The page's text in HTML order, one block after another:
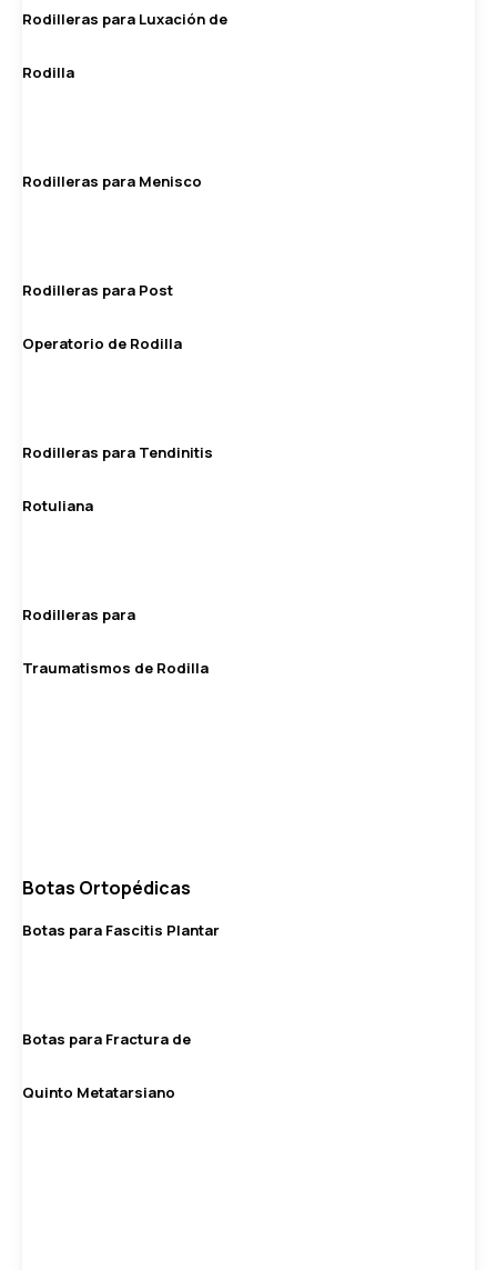
Rodilleras para Luxación de
Rodilla
Rodilleras para Menisco
Rodilleras para Post
Operatorio de Rodilla
Rodilleras para Tendinitis
Rotuliana
Rodilleras para
Traumatismos de Rodilla
Botas Ortopédicas
Botas para Fascitis Plantar
Botas para Fractura de
Quinto Metatarsiano